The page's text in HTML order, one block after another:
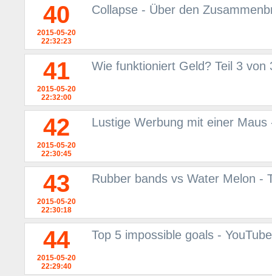
40
2015-05-20
22:32:23
Collapse - Über den
41
2015-05-20
22:32:00
Wie funktioniert Geld? Teil 3 von
42
2015-05-20
22:30:45
Lustige Werbung mit einer Maus
43
2015-05-20
22:30:18
Rubber bands vs Water Melon -
44
2015-05-20
22:29:40
Top 5 impossible goals - YouTube